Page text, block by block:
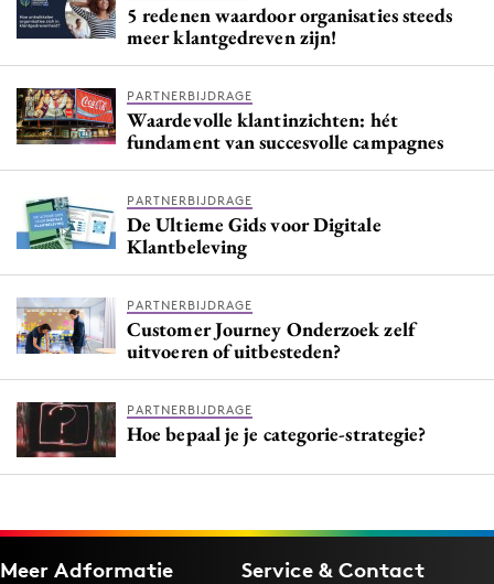
5 redenen waardoor organisaties steeds
meer klantgedreven zijn!
PARTNERBIJDRAGE
Waardevolle klantinzichten: hét
fundament van succesvolle campagnes
PARTNERBIJDRAGE
De Ultieme Gids voor Digitale
Klantbeleving
PARTNERBIJDRAGE
Customer Journey Onderzoek zelf
uitvoeren of uitbesteden?
PARTNERBIJDRAGE
Hoe bepaal je je categorie-strategie?
Meer Adformatie Service & Contact